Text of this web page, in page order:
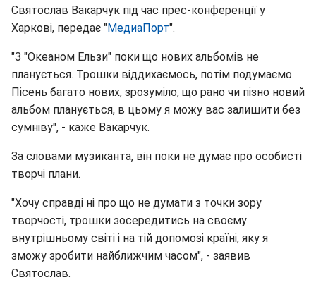
Святослав Вакарчук під час прес-конференції у
Харкові, передає "МедиаПорт".
"З "Океаном Ельзи" поки що нових альбомів не
планується. Трошки віддихаємось, потім подумаємо.
Пісень багато нових, зрозуміло, що рано чи пізно новий
альбом планується, в цьому я можу вас залишити без
сумніву", - каже Вакарчук.
За словами музиканта, він поки не думає про особисті
творчі плани.
"Хочу справді ні про що не думати з точки зору
творчості, трошки зосередитись на своєму
внутрішньому світі і на тій допомозі країні, яку я
зможу зробити найближчим часом", - заявив
Святослав.